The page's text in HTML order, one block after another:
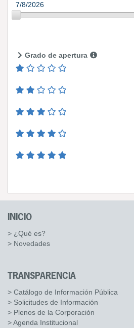
7/8/2026
Grado de apertura
INICIO
> ¿Qué es?
> Novedades
TRANSPARENCIA
> Catálogo de Información Pública
> Solicitudes de Información
> Plenos de la Corporación
> Agenda Institucional